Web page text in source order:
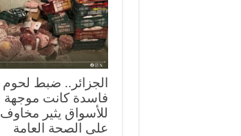
الجزائر.. ضبط لحوم
فاسدة كانت موجهة
للأسواق يثير مخاوف
على الصحة العامة